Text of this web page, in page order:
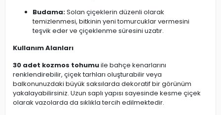
Budama:Solan çiçeklerin düzenli olarak
temizlenmesi, bitkinin yeni tomurcuklar vermesini
teşvik eder ve çiçeklenme süresini uzatır.
Kullanım Alanları
30 adet kozmos tohumuile bahçe kenarlarını
renklendirebilir, çiçek tarhları oluşturabilir veya
balkonunuzdaki büyük saksılarda dekoratif bir görünüm
yakalayabilirsiniz. Uzun saplı yapısı sayesinde kesme çiçek
olarak vazolarda da sıklıkla tercih edilmektedir.